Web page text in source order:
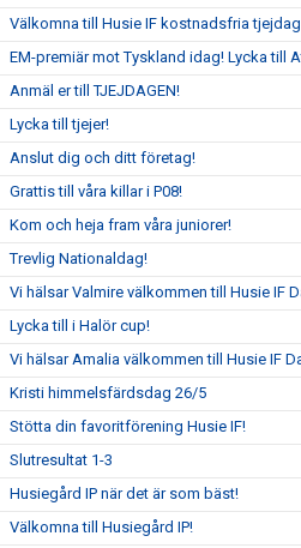
Välkomna till Husie IF kostnadsfria
EM-premiär mot Tyskland idag! Lycka till
Anmäl er till TJEJDAGEN!
Lycka till tjejer!
Anslut dig och ditt företag!
Grattis till våra killar i P08!
Kom och heja fram våra juniorer!
Trevlig Nationaldag!
Vi hälsar Valmire välkommen till Husie IF
Lycka till i Halör cup!
Vi hälsar Amalia välkommen till Husie IF
Kristi himmelsfärdsdag 26/5
Stötta din favoritförening Husie IF!
Slutresultat 1-3
Husiegård IP när det är som bäst!
Välkomna till Husiegård IP!